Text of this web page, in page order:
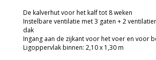
De kalverhut voor het kalf tot 8 weken
Instelbare ventilatie met 3 gaten + 2
dak
Ingang aan de zijkant voor het voer en voor
Ligoppervlak binnen: 2,10 x 1,30 m